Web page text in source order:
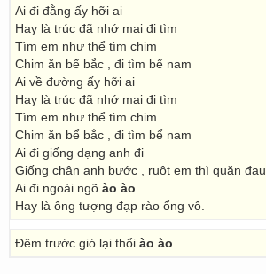
Ai đi đằng ấy hỡi ai
Hay là trúc đã nhớ mai đi tìm
Tìm em như thể tìm chim
Chim ăn bể bắc , đi tìm bể nam
Ai về đường ấy hỡi ai
Hay là trúc đã nhớ mai đi tìm
Tìm em như thể tìm chim
Chim ăn bể bắc , đi tìm bể nam
Ai đi giống dạng anh đi
Giống chân anh bước , ruột em thì quặn đau
Ai đi ngoài ngõ ào ào
Hay là ông tượng đạp rào ổng vô.
Đêm trước gió lại thổi ào ào